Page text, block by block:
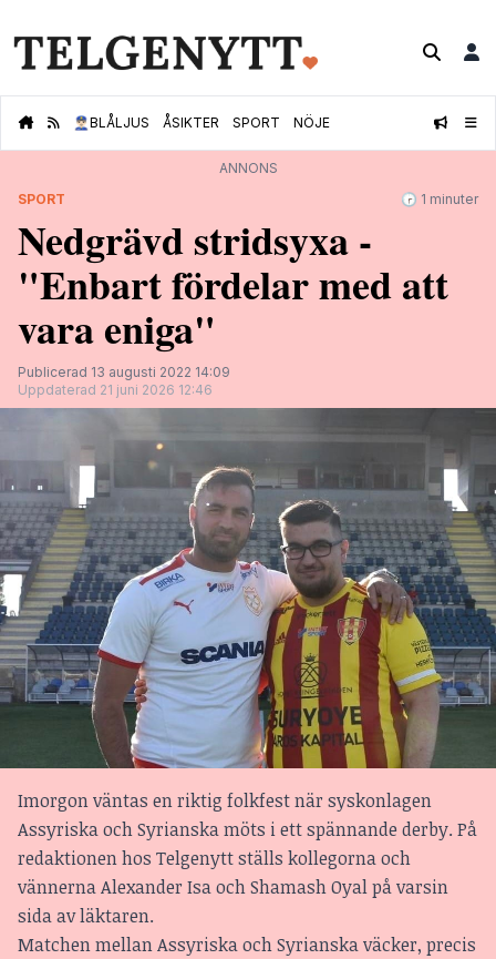
👮🏻‍♂️BLÅLJUS ÅSIKTER SPORT NÖJE
ANNONS
SPORT
🕝 1 minuter
Nedgrävd stridsyxa -
"Enbart fördelar med att
vara eniga"
Publicerad 13 augusti 2022 14:09
Uppdaterad 21 juni 2026 12:46
Imorgon väntas en riktig folkfest när syskonlagen
Assyriska och Syrianska möts i ett spännande derby. På
redaktionen hos Telgenytt ställs kollegorna och
vännerna Alexander Isa och Shamash Oyal på varsin
sida av läktaren.
Matchen mellan Assyriska och Syrianska väcker, precis